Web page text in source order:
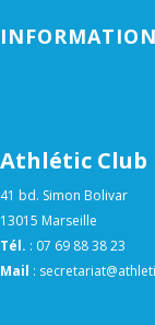
Athlétic Club
41 bd. Simon Bolivar
13015 Marseille
Tél. : 07 69 88 38 23
Mail :